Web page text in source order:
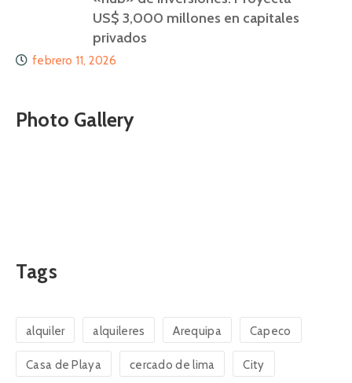
US$ 3,000 millones en capitales
privados
febrero 11, 2026
Photo Gallery
Tags
alquiler alquileres Arequipa Capeco
Casa de Playa cercado de lima City